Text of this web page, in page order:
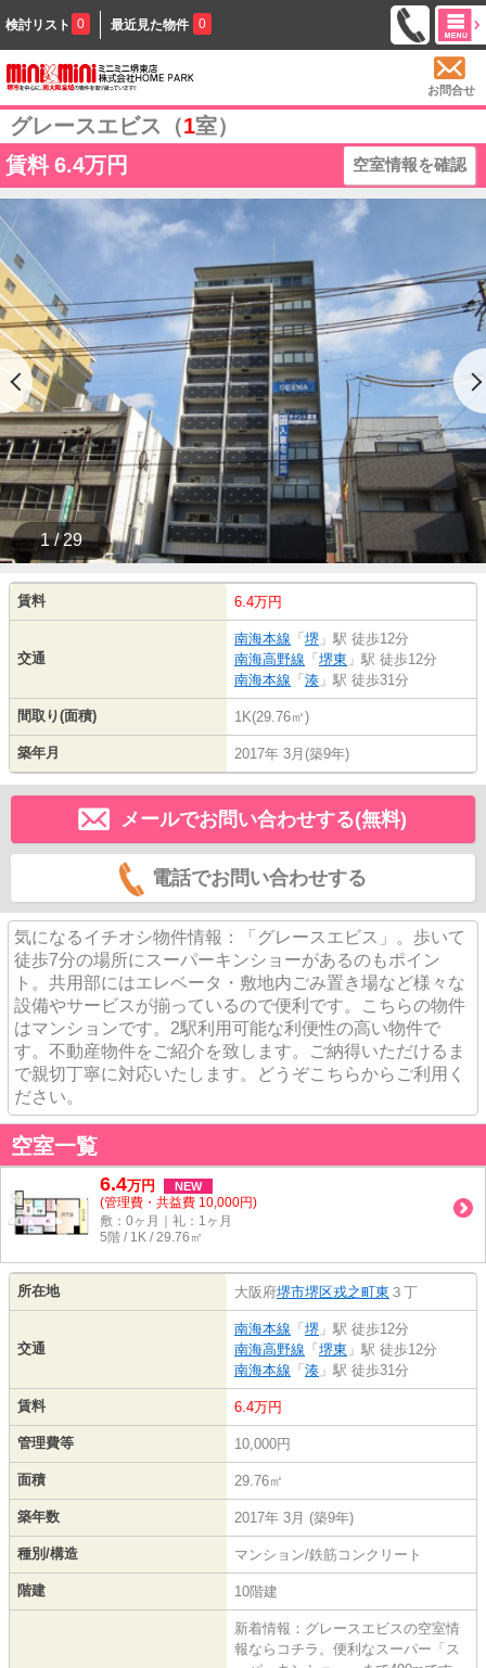
検討リスト 0 最近見た物件 0
お問合せ
グレースエビス（1室）
賃料 6.4万円 空室情報を確認
1 / 29
賃料 6.4万円
交通
南海本線 「 堺 」駅 徒歩12分
南海高野線 「 堺東 」駅 徒歩12分
南海本線 「 湊 」駅 徒歩31分
間取り(面積) 1K(29.76㎡)
築年月 2017年 3月(築9年)
メールでお問い合わせする(無料)
電話でお問い合わせする
気になるイチオシ物件情報：「グレースエビス」。歩いて
徒歩7分の場所にスーパーキンショーがあるのもポイン
ト。共用部にはエレベータ・敷地内ごみ置き場など様々な
設備やサービスが揃っているので便利です。こちらの物件
はマンションです。2駅利用可能な利便性の高い物件で
す。不動産物件をご紹介を致します。ご納得いただけるま
で親切丁寧に対応いたします。どうぞこちらからご利用く
ださい。
空室一覧
6.4万円 NEW
(管理費・共益費 10,000円)
敷：0ヶ月｜礼：1ヶ月
5階 / 1K / 29.76㎡
所在地 大阪府堺市堺区戎之町東 ３丁
交通
南海本線 「 堺 」駅 徒歩12分
南海高野線 「 堺東 」駅 徒歩12分
南海本線 「 湊 」駅 徒歩31分
賃料 6.4万円
管理費等 10,000円
面積 29.76㎡
築年数 2017年 3月 (築9年)
種別/構造 マンション/鉄筋コンクリート
階建 10階建
新着情報：グレースエビスの空室情
報ならコチラ。便利なスーパー「ス